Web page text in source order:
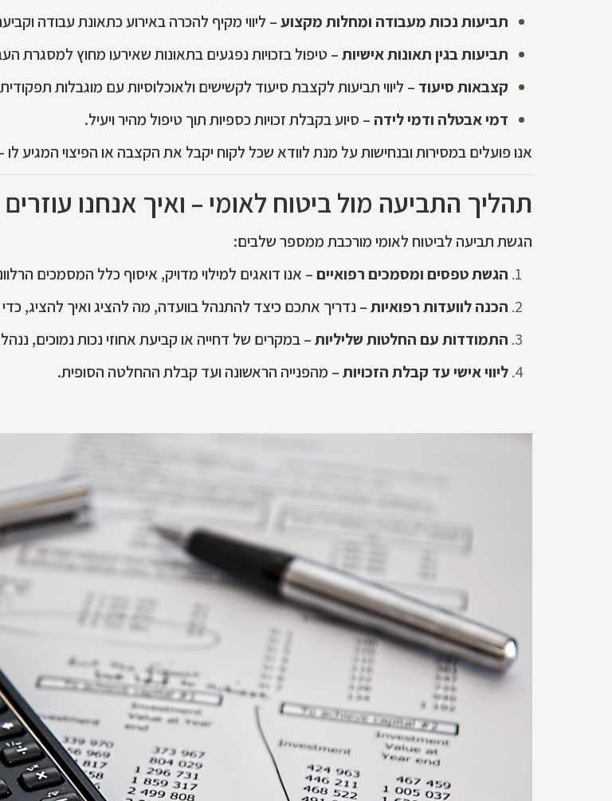
תביעות נכות מעבודה ומחלות מקצוע– ליווי מקיף להכרה באירוע כתאונת עבודה
תביעות בגין תאונות אישיות– טיפול בזכויות נפגעים בתאונות שאירעו מחוץ למסגרת
קצבאות סיעוד – ליווי תביעות לקצבת סיעוד לקשישים ולאוכלוסיות עם מוגבלות
דמי אבטלה ודמי לידה – סיוע בקבלת זכויות כספיות תוך טיפול מהיר ויעיל.
אנו פועלים במסירות ובנחישות על מנת לוודא שכל לקוח יקבל את הקצבה או הפיצוי המגיע לו
תהליך התביעה מול ביטוח לאומי – ואיך אנחנו
הגשת תביעה לביטוח לאומי מורכבת ממספר שלבים:
הגשת טפסים ומסמכים רפואיים– אנו דואגים למילוי מדויק, איסוף כלל המסמכים
הכנה לוועדות רפואיות– נדריך אתכם כיצד להתנהל בוועדה, מה להציג ואיך להציג,
התמודדות עם החלטות שליליות– במקרים של דחייה או קביעת אחוזי נכות נמוכים,
ליווי אישי עד קבלת הזכויות– מהפנייה הראשונה ועד קבלת ההחלטה הסופית.